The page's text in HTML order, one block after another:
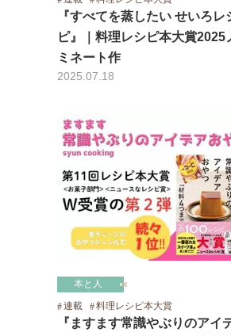
『すべてを蒸したい せいろレ
ピ』｜料理レシピ本大賞2025
ミネート作
2025.07.18
本と人
連載
料理レシピ本大賞
『ますます常識やぶりのアイ